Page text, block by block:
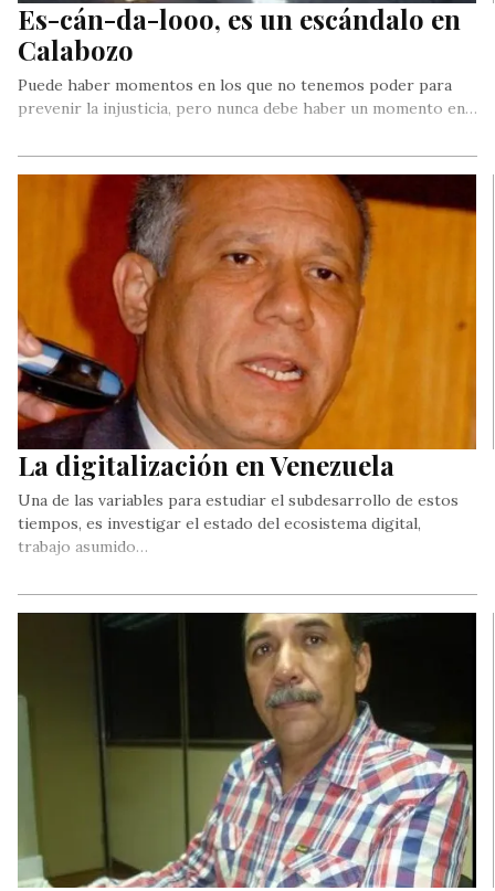
Es-cán-da-looo, es un escándalo en
Calabozo
Puede haber momentos en los que no tenemos poder para
prevenir la injusticia, pero nunca debe haber un momento en…
La digitalización en Venezuela
Una de las variables para estudiar el subdesarrollo de estos
tiempos, es investigar el estado del ecosistema digital,
trabajo asumido…